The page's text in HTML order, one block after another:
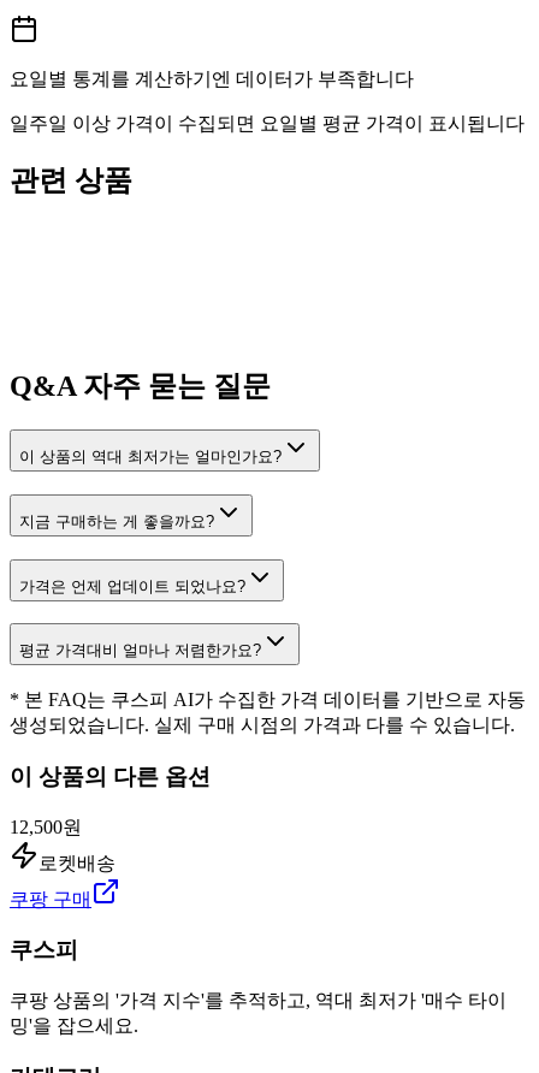
요일별 통계를 계산하기엔 데이터가 부족합니다
일주일 이상 가격이 수집되면 요일별 평균 가격이 표시됩니다
관련 상품
Q&A자주 묻는 질문
이 상품의 역대 최저가는 얼마인가요?
지금 구매하는 게 좋을까요?
가격은 언제 업데이트 되었나요?
평균 가격대비 얼마나 저렴한가요?
* 본 FAQ는 쿠스피 AI가 수집한 가격 데이터를 기반으로 자동
생성되었습니다. 실제 구매 시점의 가격과 다를 수 있습니다.
이 상품의 다른 옵션
12,500원
로켓배송
쿠팡 구매
쿠스피
쿠팡 상품의 '가격 지수'를 추적하고, 역대 최저가 '매수 타이
밍'을 잡으세요.